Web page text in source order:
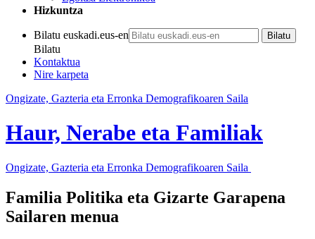
Hizkuntza
Bilatu euskadi.eus-en
Bilatu
Kontaktua
Nire karpeta
Ongizate, Gazteria eta Erronka Demografikoaren Saila
Haur, Nerabe eta Familiak
Ongizate, Gazteria eta Erronka Demografikoaren Saila
Familia Politika eta Gizarte Garapena
Sailaren menua